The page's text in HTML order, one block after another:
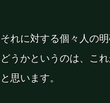
それに対する個々人の
どうかというのは、こ
と思います。